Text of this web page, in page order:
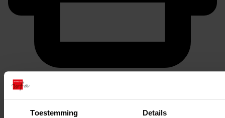
Toestemming Details
Printen
duurzaam webadres